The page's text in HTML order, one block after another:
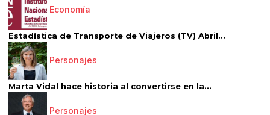
Economía
Estadística de Transporte de Viajeros (TV) Abril...
Personajes
Marta Vidal hace historia al convertirse en la...
Personajes